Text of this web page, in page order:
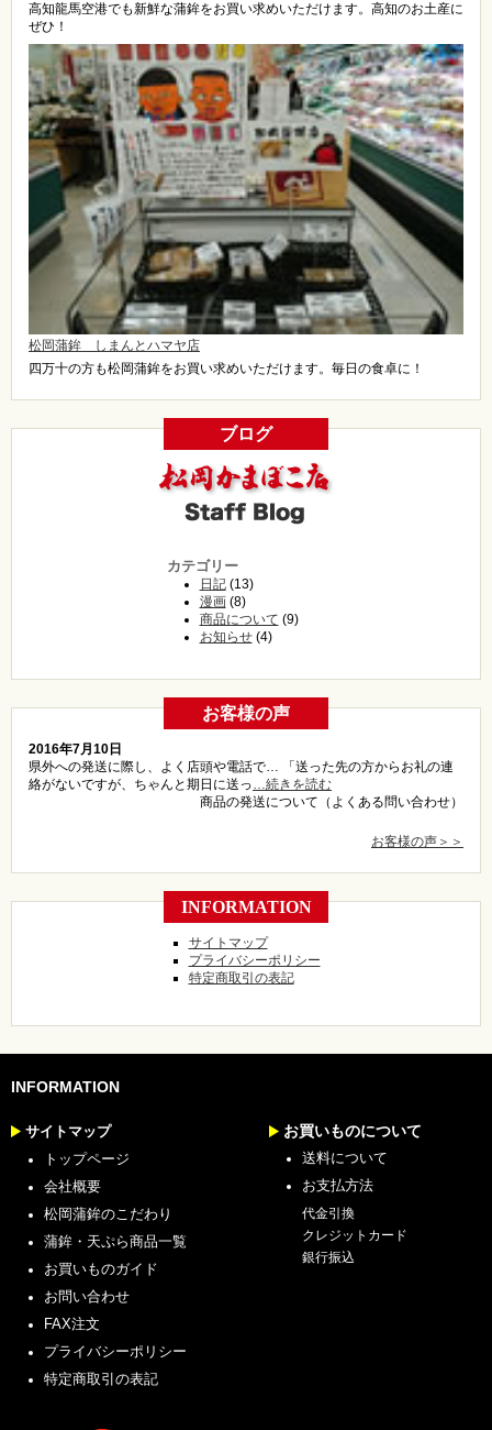
高知龍馬空港でも新鮮な蒲鉾をお買い求めいただけます。高知のお土産に
ぜひ！
松岡蒲鉾 しまんとハマヤ店
四万十の方も松岡蒲鉾をお買い求めいただけます。毎日の食卓に！
ブログ
カテゴリー
日記(13)
漫画(8)
商品について (9)
お知らせ(4)
お客様の声
2016年7月10日
県外への発送に際し、よく店頭や電話で… 「送った先の方からお礼の連
絡がないですが、ちゃんと期日に送っ…続きを読む
商品の発送について（よくある問い合わせ）
お客様の声＞＞
INFORMATION
サイトマップ
プライバシーポリシー
特定商取引の表記
INFORMATION
サイトマップ
トップページ
会社概要
松岡蒲鉾のこだわり
蒲鉾・天ぷら商品一覧
お買いものガイド
お問い合わせ
FAX注文
プライバシーポリシー
特定商取引の表記
お買いものについて
送料について
お支払方法
代金引換
クレジットカード
銀行振込